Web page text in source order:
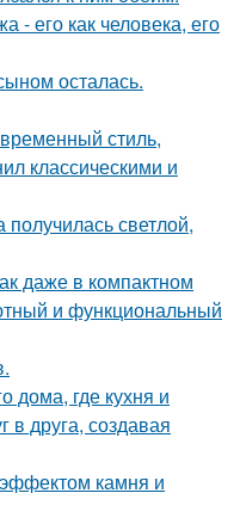
- его как человека, его
осталась.
стиль,
классическими и
светлой,
даже в компактном
и функциональный
дома, где кухня и
в друга, создавая
камня и